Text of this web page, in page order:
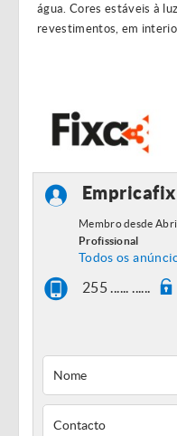
água. Cores estáveis à
revestimentos, em
Empricafix
Membro desde
Profissional
Todos os
255 ...... ......